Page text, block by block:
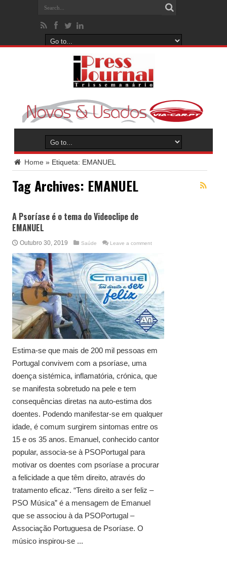
Home » Etiqueta: EMANUEL
Tag Archives: EMANUEL
A Psoríase é o tema do Videoclipe de
EMANUEL
Outubro 30, 2019 Saúde Leave a comment
Estima-se que mais de 200 mil pessoas em
Portugal convivem com a psoríase, uma
doença sistémica, inflamatória, crónica, que
se manifesta sobretudo na pele e tem
consequências diretas na auto-estima dos
doentes. Podendo manifestar-se em qualquer
idade, é comum surgirem sintomas entre os
15 e os 35 anos. Emanuel, conhecido cantor
popular, associa-se à PSOPortugal para
motivar os doentes com psoríase a procurar
a felicidade a que têm direito, através do
tratamento eficaz. “Tens direito a ser feliz –
PSO Música” é a mensagem de Emanuel
que se associou à da PSOPortugal –
Associação Portuguesa de Psoríase. O
músico inspirou-se ...